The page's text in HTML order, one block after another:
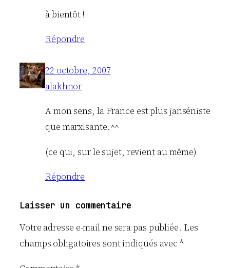
à bientôt !
Répondre
22 octobre, 2007
alakhnor
A mon sens, la France est plus janséniste
que marxisante.^^
(ce qui, sur le sujet, revient au même)
Répondre
Laisser un commentaire
Votre adresse e-mail ne sera pas publiée. Les
champs obligatoires sont indiqués avec*